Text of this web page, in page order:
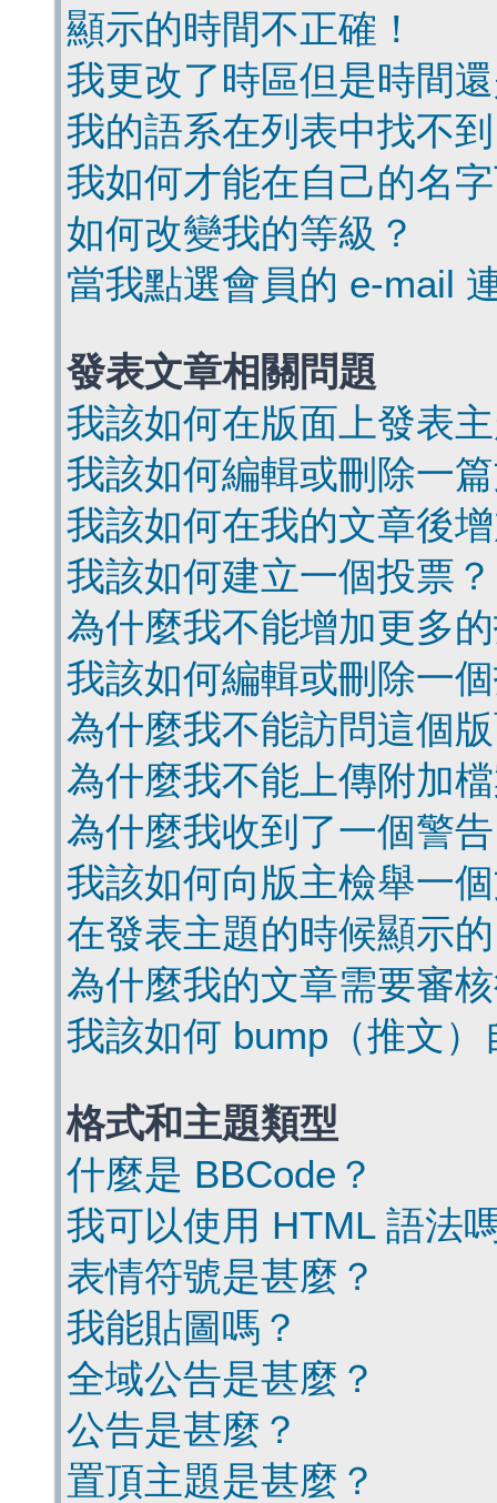
顯示的時間不正確！
我更改了時區但是時間
我的語系在列表中找不
我如何才能在自己的名
如何改變我的等級？
當我點選會員的 e-mail
發表文章相關問題
我該如何在版面上發表
我該如何編輯或刪除一
我該如何在我的文章後
我該如何建立一個投票？
為什麼我不能增加更多
我該如何編輯或刪除一
為什麼我不能訪問這個
為什麼我不能上傳附加
為什麼我收到了一個警
我該如何向版主檢舉一
在發表主題的時候顯示
為什麼我的文章需要審
我該如何 bump（推文
格式和主題類型
什麼是 BBCode？
我可以使用 HTML 語法
表情符號是甚麼？
我能貼圖嗎？
全域公告是甚麼？
公告是甚麼？
置頂主題是甚麼？